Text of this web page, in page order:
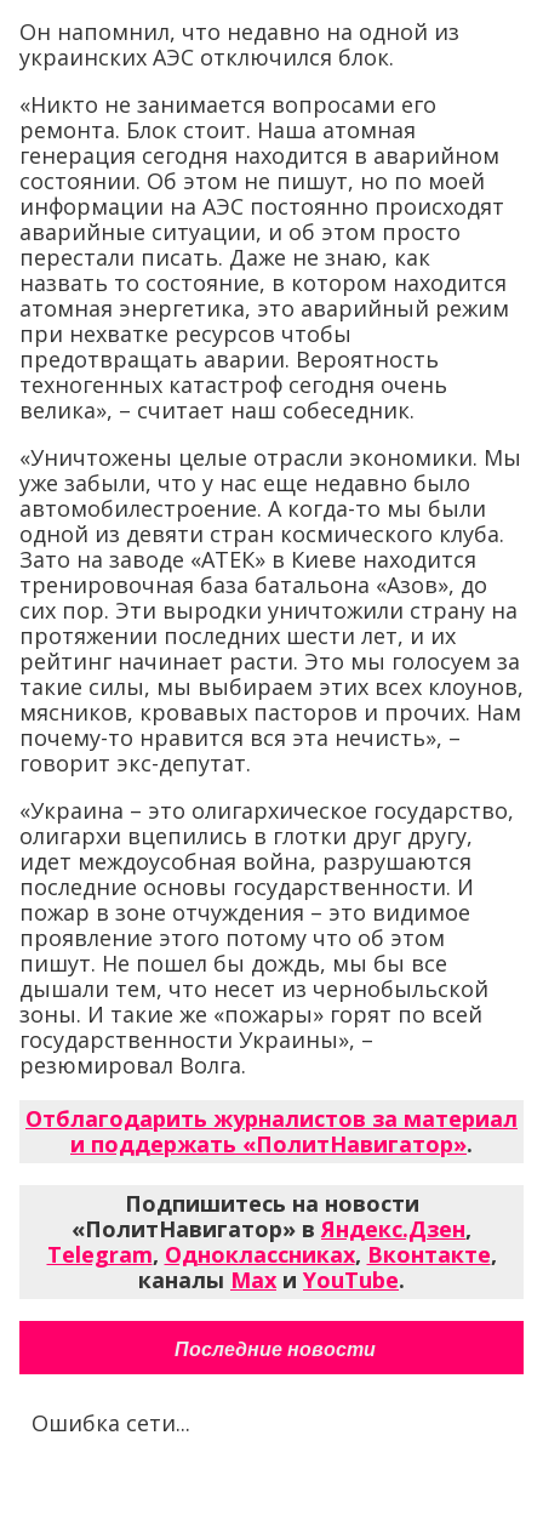
Он напомнил, что недавно на одной из
украинских АЭС отключился блок.
«Никто не занимается вопросами его
ремонта. Блок стоит. Наша атомная
генерация сегодня находится в аварийном
состоянии. Об этом не пишут, но по моей
информации на АЭС постоянно происходят
аварийные ситуации, и об этом просто
перестали писать. Даже не знаю, как
назвать то состояние, в котором находится
атомная энергетика, это аварийный режим
при нехватке ресурсов чтобы
предотвращать аварии. Вероятность
техногенных катастроф сегодня очень
велика», – считает наш собеседник.
«Уничтожены целые отрасли экономики. Мы
уже забыли, что у нас еще недавно было
автомобилестроение. А когда-то мы были
одной из девяти стран космического клуба.
Зато на заводе «АТЕК» в Киеве находится
тренировочная база батальона «Азов», до
сих пор. Эти выродки уничтожили страну на
протяжении последних шести лет, и их
рейтинг начинает расти. Это мы голосуем за
такие силы, мы выбираем этих всех клоунов,
мясников, кровавых пасторов и прочих. Нам
почему-то нравится вся эта нечисть», –
говорит экс-депутат.
«Украина – это олигархическое государство,
олигархи вцепились в глотки друг другу,
идет междоусобная война, разрушаются
последние основы государственности. И
пожар в зоне отчуждения – это видимое
проявление этого потому что об этом
пишут. Не пошел бы дождь, мы бы все
дышали тем, что несет из чернобыльской
зоны. И такие же «пожары» горят по всей
государственности Украины», –
резюмировал Волга.
Отблагодарить журналистов за материал
и поддержать «ПолитНавигатор».
Подпишитесь на новости
«ПолитНавигатор» вЯндекс.Дзен,
Telegram, Одноклассниках, Вконтакте,
каналы Max и YouTube.
Последние новости
Ошибка сети...